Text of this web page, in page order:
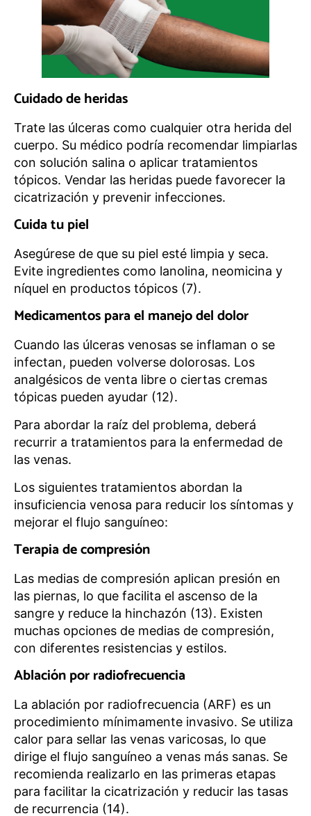
Cuidado de heridas
Trate las úlceras como cualquier otra herida del
cuerpo. Su médico podría recomendar limpiarlas
con solución salina o aplicar tratamientos
tópicos. Vendar las heridas puede favorecer la
cicatrización y prevenir infecciones.
Cuida tu piel
Asegúrese de que su piel esté limpia y seca.
Evite ingredientes como lanolina, neomicina y
níquel en productos tópicos (7).
Medicamentos para el manejo del dolor
Cuando las úlceras venosas se inflaman o se
infectan, pueden volverse dolorosas. Los
analgésicos de venta libre o ciertas cremas
tópicas pueden ayudar (12).
Para abordar la raíz del problema, deberá
recurrir a tratamientos para la enfermedad de
las venas.
Los siguientes tratamientos abordan la
insuficiencia venosa para reducir los síntomas y
mejorar el flujo sanguíneo:
Terapia de compresión
Las medias de compresión aplican presión en
las piernas, lo que facilita el ascenso de la
sangre y reduce la hinchazón (13). Existen
muchas opciones de medias de compresión,
con diferentes resistencias y estilos.
Ablación por radiofrecuencia
La ablación por radiofrecuencia (ARF) es un
procedimiento mínimamente invasivo. Se utiliza
calor para sellar las venas varicosas, lo que
dirige el flujo sanguíneo a venas más sanas. Se
recomienda realizarlo en las primeras etapas
para facilitar la cicatrización y reducir las tasas
de recurrencia (14).